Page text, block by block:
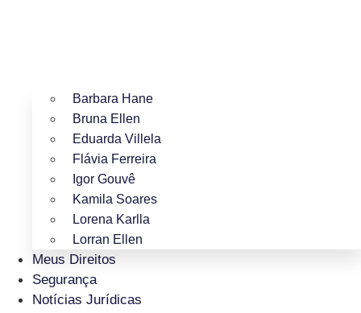
Barbara Hane
Bruna Ellen
Eduarda Villela
Flávia Ferreira
Igor Gouvê
Kamila Soares
Lorena Karlla
Lorran Ellen
Meus Direitos
Segurança
Notícias Jurídicas